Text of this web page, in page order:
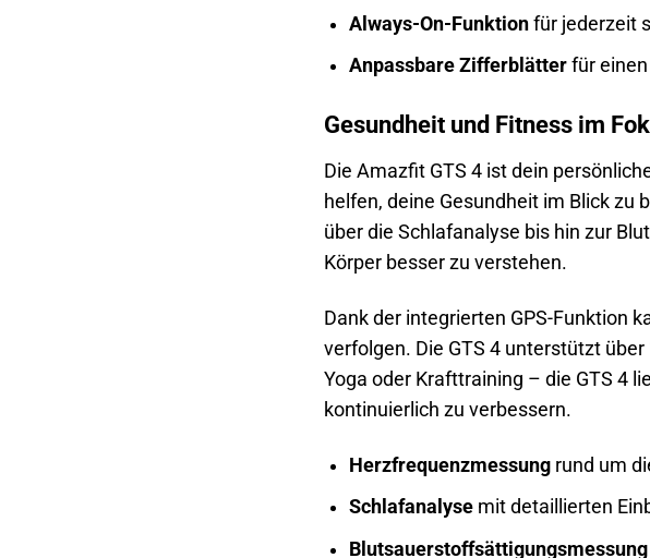
Always-On-Funktionfür jederzeit
Anpassbare Zifferblätterfür einen
Gesundheit und Fitness im
Die Amazfit GTS 4 ist dein
helfen, deine Gesundheit im Blick zu
über die Schlafanalyse bis hin zur
Körper besser zu verstehen.
Dank der integrierten GPS-Funktion
verfolgen. Die GTS 4 unterstützt
Yoga oder Krafttraining – die GTS 4
kontinuierlich zu verbessern.
Herzfrequenzmessungrund um
Schlafanalysemit detaillierten
Blutsauerstoffsättigungsmessung